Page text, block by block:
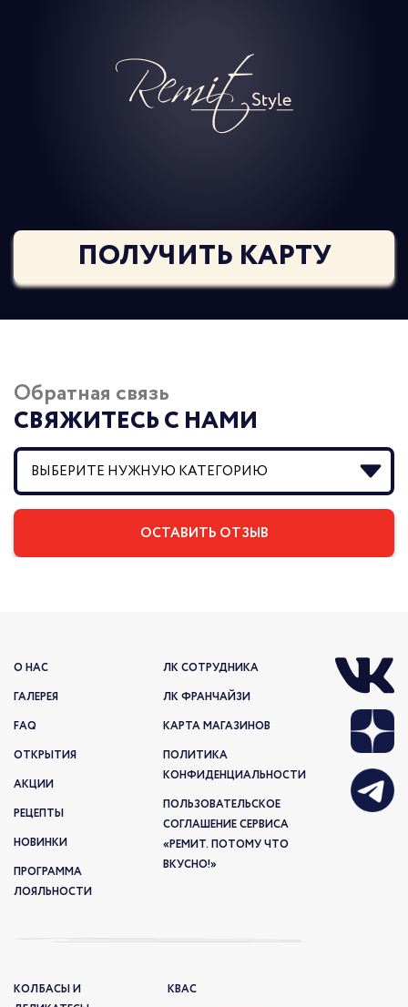
ПОЛУЧИТЬ КАРТУ
Обратная связь
СВЯЖИТЕСЬ С НАМИ
О НАС
ГАЛЕРЕЯ
FAQ
ОТКРЫТИЯ
АКЦИИ
РЕЦЕПТЫ
НОВИНКИ
ПРОГРАММА
ЛОЯЛЬНОСТИ
ЛК СОТРУДНИКА
ЛК ФРАНЧАЙЗИ
КАРТА МАГАЗИНОВ
ПОЛИТИКА
КОНФИДЕНЦИАЛЬНОСТИ
ПОЛЬЗОВАТЕЛЬСКОЕ
СОГЛАШЕНИЕ СЕРВИСА
«РЕМИТ. ПОТОМУ ЧТО
ВКУСНО!»
КОЛБАСЫ И
КВАС